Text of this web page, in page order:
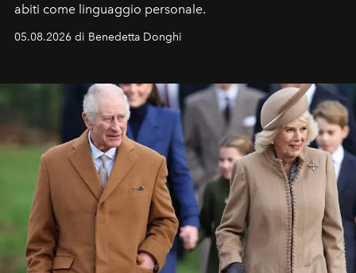
abiti come linguaggio personale.
05.08.2026 di Benedetta Donghi